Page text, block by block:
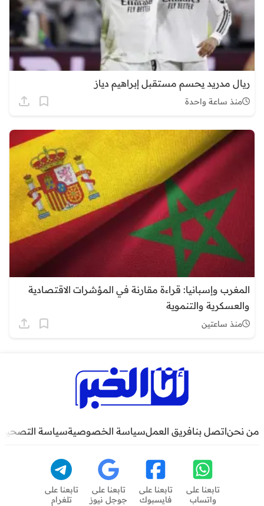
ريال مدريد يحسم مستقبل إبراهيم دياز
منذ ساعة واحدة
المغرب وإسبانيا: قراءة مقارنة في المؤشرات الاقتصادية
والعسكرية والتنموية
منذ ساعتين
من نحناتصل بنافريق العملسياسة الخصوصيةسياسة التصحيح
تابعنا على
واتساب
تابعنا على
فايسبوك
تابعنا على
جوجل نيوز
تابعنا على
تلغرام